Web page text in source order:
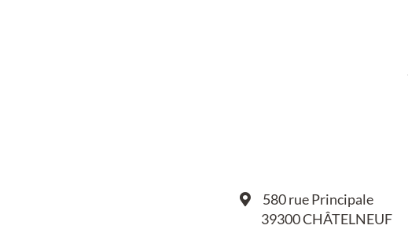
580 rue Principale
39300 CHÂTELNEUF